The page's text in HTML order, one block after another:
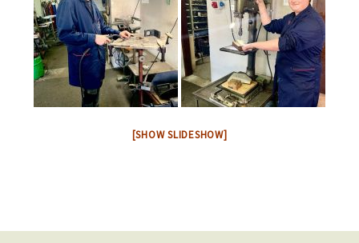
[SHOW SLIDESHOW]